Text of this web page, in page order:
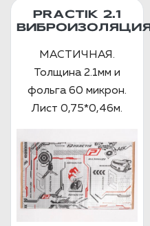
PRACTIK 2.1
ВИБРОИЗОЛЯЦИЯ
МАСТИЧНАЯ.
Толщина 2.1мм и
фольга 60 микрон.
Лист 0,75*0,46м.